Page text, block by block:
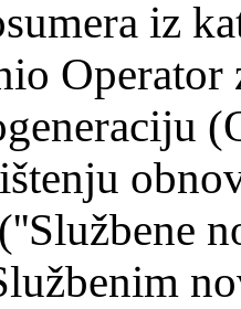
iz